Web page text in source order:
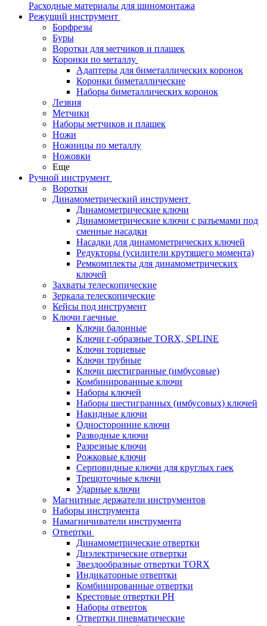
Расходные материалы для шиномонтажа
Режущий инструмент
Борфрезы
Буры
Воротки для метчиков и плашек
Коронки по металлу
Адаптеры для биметаллических коронок
Коронки биметаллические
Наборы биметаллических коронок
Лезвия
Метчики
Наборы метчиков и плашек
Ножи
Ножницы по металлу
Ножовки
Еще
Ручной инструмент
Воротки
Динамометрический инструмент
Динамометрические ключи
Динамометрические ключи с разъемами под
сменные насадки
Насадки для динамометрических ключей
Редукторы (усилители крутящего момента)
Ремкомплекты для динамометрических
ключей
Захваты телескопические
Зеркала телескопические
Кейсы под инструмент
Ключи гаечные
Ключи балонные
Ключи г-образные TORX, SPLINE
Ключи торцевые
Ключи трубные
Ключи шестигранные (имбусовые)
Комбинированные ключи
Наборы ключей
Наборы шестигранных (имбусовых) ключей
Накидные ключи
Односторонние ключи
Разводные ключи
Разрезные ключи
Рожковые ключи
Серповидные ключи для круглых гаек
Трещоточные ключи
Ударные ключи
Магнитные держатели инструментов
Наборы инструмента
Намагничиватели инструмента
Отвертки
Динамометрические отвертки
Диэлектрические отвертки
Звездообразные отвертки TORX
Индикаторные отвертки
Комбинированные отвертки
Крестовые отвертки PH
Наборы отверток
Отвертки пневматические